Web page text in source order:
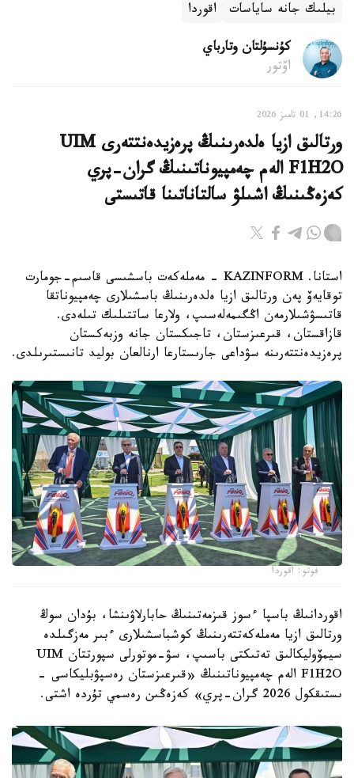
بيلىك جانە ساياسات اقوردا
كۇنسۇلتان وتارباي
اۆتور
14:26, 01 تامىز 2026
ورتالىق ازيا ەلدەرىنىڭ پرەزيدەنتتەرى UIM
F1H2O الەم چەمپيوناتىنىڭ گران-پري
كەزەڭىنىڭ اشىلۋ سالتاناتىنا قاتىستى
استانا. KAZINFORM - مەملەكەت باسشىسى قاسىم-جومارت
توقايەۆ پەن ورتالىق ازيا ەلدەرىنىڭ باسشىلارى چەمپيوناتقا
قاتىسۋشىلارمەن اڭگىمەلەسىپ، ولارعا ساتتىلىك تىلەدى.
قازاقستان، قىرعىزستان، تاجىكستان جانە وزبەكستان
پرەزيدەنتتەرىنە سۋداعى جارىستارعا ارنالعان بوليد تانىستىرىلدى.
فوتو: اقوردا
اقوردانىڭ باسپا ءسوز قىزمەتىنىڭ حابارلاۋىنشا، بۇدان سوڭ
ورتالىق ازيا مەملەكەتتەرىنىڭ كوشباسشىلارى ءبىر مەزگىلدە
سيمۆوليكالىق تەتىكتى باسىپ، سۋ-موتورلى سپورتتان UIM
F1H2O الەم چەمپيوناتىنىڭ «قىرعىزستان رەسپۋبليكاسى -
ىستىقكول 2026 گران-پري» كەزەڭىن رەسمي تۇردە اشتى.